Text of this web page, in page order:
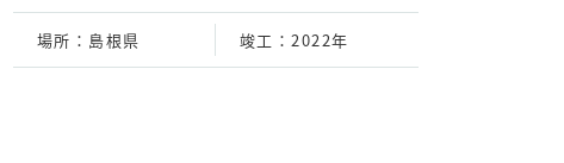
場所 ：島根県 竣工 ：2022年